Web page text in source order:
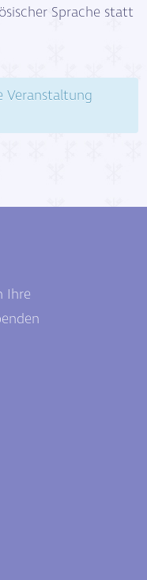
Sprache statt
Veranstaltung
Ihre